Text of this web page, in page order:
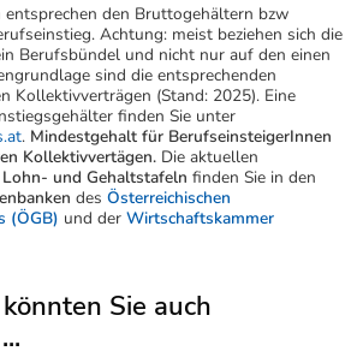
entsprechen den Bruttogehältern bzw
Achtung: meist beziehen sich die
Berufsbündel und nicht nur auf den einen
sind die entsprechenden
Kollektivverträgen (Stand: 2025). Eine
finden Sie unter
. Mindestgehalt für BerufseinsteigerInnen
Kollektivvertägen. Die aktuellen
Lohn- und Gehaltstafeln finden Sie in den
des Österreichischen
(ÖGB) und der Wirtschaftskammer
Sie auch